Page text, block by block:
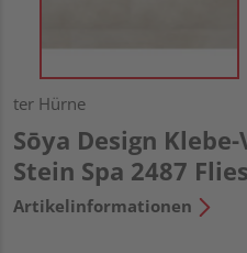
ter Hürne
Sōya Design
Stein Spa 2487
Artikelinformationen